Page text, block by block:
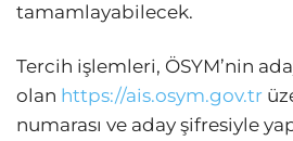
tamamlayabilecek.
Tercih işlemleri, ÖSYM’nin
olan https://ais.osym.gov.tr
numarası ve aday şifresiyle